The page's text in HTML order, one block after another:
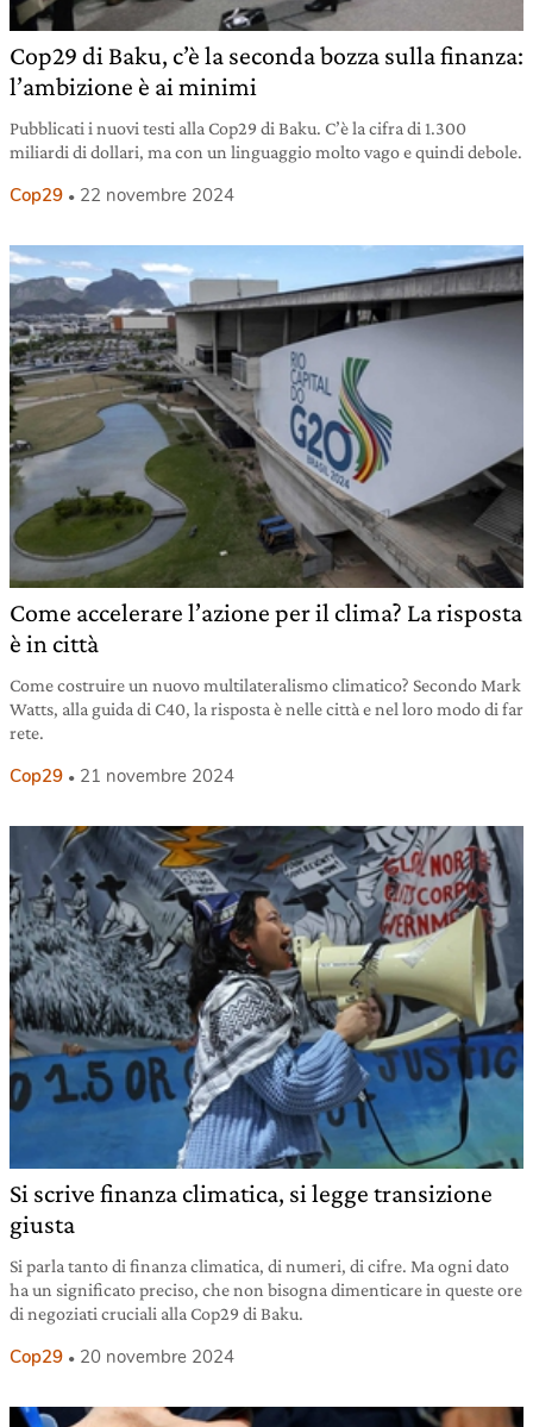
Cop29 di Baku, c’è la seconda bozza sulla finanza:
l’ambizione è ai minimi
Pubblicati i nuovi testi alla Cop29 di Baku. C’è la cifra di 1.300
miliardi di dollari, ma con un linguaggio molto vago e quindi debole.
Cop29 22 novembre 2024
Come accelerare l’azione per il clima? La risposta
è in città
Come costruire un nuovo multilateralismo climatico? Secondo Mark
Watts, alla guida di C40, la risposta è nelle città e nel loro modo di far
rete.
Cop29 21 novembre 2024
Si scrive finanza climatica, si legge transizione
giusta
Si parla tanto di finanza climatica, di numeri, di cifre. Ma ogni dato
ha un significato preciso, che non bisogna dimenticare in queste ore
di negoziati cruciali alla Cop29 di Baku.
Cop29 20 novembre 2024